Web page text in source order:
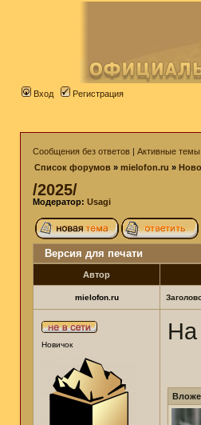
Вход Регистрация
Сообщения без ответов | Активные темы
Список форумов » mielofon.ru »
/2025/
Модератор: Usagi
Версия для печати
Автор
mielofon.ru
Новичок
На